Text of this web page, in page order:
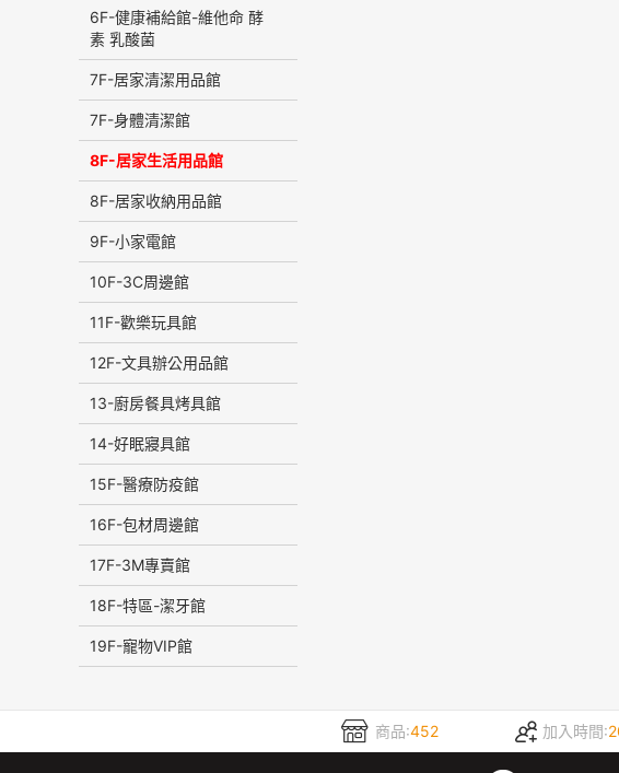
6F-健康補給館-維他命 酵
素 乳酸菌
7F-居家清潔用品館
7F-身體清潔館
8F-居家生活用品館
8F-居家收納用品館
9F-小家電館
10F-3C周邊館
11F-歡樂玩具館
12F-文具辦公用品館
13-廚房餐具烤具館
14-好眠寢具館
15F-醫療防疫館
16F-包材周邊館
17F-3M專賣館
18F-特區-潔牙館
19F-寵物VIP館
商品:452 加入時間: